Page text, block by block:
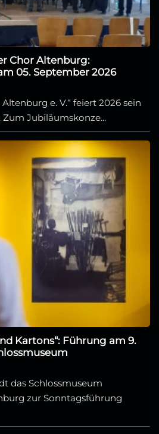
Chor Altenburg:
05. September 2026
e. V.“ feiert 2026 sein
Jubiläumskonze...
Kartons“: Führung am 9.
das Schlossmuseum
zur Sonntagsführung